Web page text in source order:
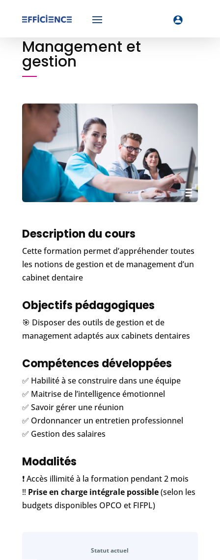
Management et
gestion
Description du cours
Cette formation permet d’appréhender toutes
les notions de gestion et de management d’un
cabinet dentaire
Objectifs pédagogiques
🎯 Disposer des outils de gestion et de
management adaptés aux cabinets dentaires
Compétences développées
✅ Habilité à se construire dans une équipe
✅ Maitrise de l’intelligence émotionnel
✅ Savoir gérer une réunion
✅ Ordonnancer un entretien professionnel
✅ Gestion des salaires
Modalités
❗️ Accès illimité à la formation pendant 2 mois
‼️ Prise en charge intégrale possible(selon les
budgets disponibles OPCO et FIFPL)
Statut actuel